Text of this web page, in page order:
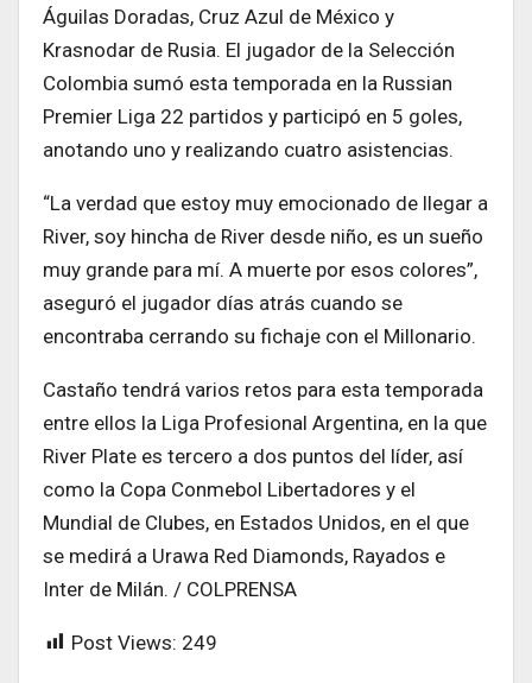
Águilas Doradas, Cruz Azul de México y
Krasnodar de Rusia. El jugador de la Selección
Colombia sumó esta temporada en la Russian
Premier Liga 22 partidos y participó en 5 goles,
anotando uno y realizando cuatro asistencias.
“La verdad que estoy muy emocionado de llegar a
River, soy hincha de River desde niño, es un sueño
muy grande para mí. A muerte por esos colores”,
aseguró el jugador días atrás cuando se
encontraba cerrando su fichaje con el Millonario.
Castaño tendrá varios retos para esta temporada
entre ellos la Liga Profesional Argentina, en la que
River Plate es tercero a dos puntos del líder, así
como la Copa Conmebol Libertadores y el
Mundial de Clubes, en Estados Unidos, en el que
se medirá a Urawa Red Diamonds, Rayados e
Inter de Milán. / COLPRENSA
Post Views: 249